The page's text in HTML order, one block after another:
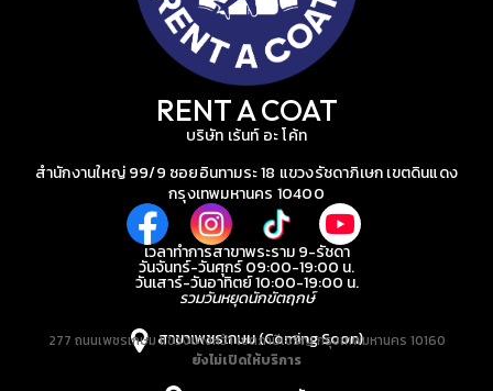
RENT A COAT
บริษัท เร้นท์ อะ โค้ท
สำนักงานใหญ่ 99/9 ซอยอินทามระ 18 แขวงรัชดาภิเษก เขตดินแดง
กรุงเทพมหานคร 10400
เวลาทำการสาขาพระราม 9-รัชดา
วันจันทร์-วันศุกร์ 09:00-19:00 น.
วันเสาร์-วันอาทิตย์ 10:00-19:00 น.
รวมวันหยุดนักขัตฤกษ์
สาขาเพชรเกษม (Coming Soon)
277 ถนนเพชรเกษม แขวงบางหว้า เขตภาษีเจริญ กรุงเทพมหานคร 10160
ยังไม่เปิดให้บริการ